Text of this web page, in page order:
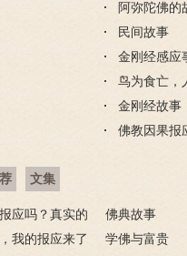
阿弥陀佛的
民间故事
金刚经感应
鸟为食亡，
金刚经故事
佛教因果报
文集
应吗？真实的
佛典故事
我的报应来了
学佛与富贵